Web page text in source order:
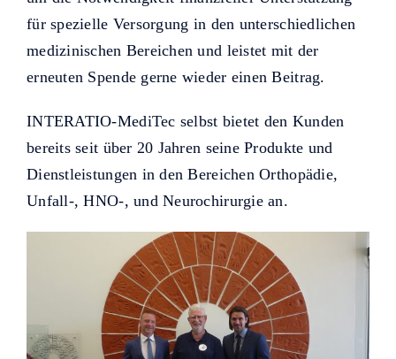
für spezielle Versorgung in den unterschiedlichen
medizinischen Bereichen und leistet mit der
erneuten Spende gerne wieder einen Beitrag.
INTERATIO-MediTec selbst bietet den Kunden
bereits seit über 20 Jahren seine Produkte und
Dienstleistungen in den Bereichen Orthopädie,
Unfall-, HNO-, und Neurochirurgie an.